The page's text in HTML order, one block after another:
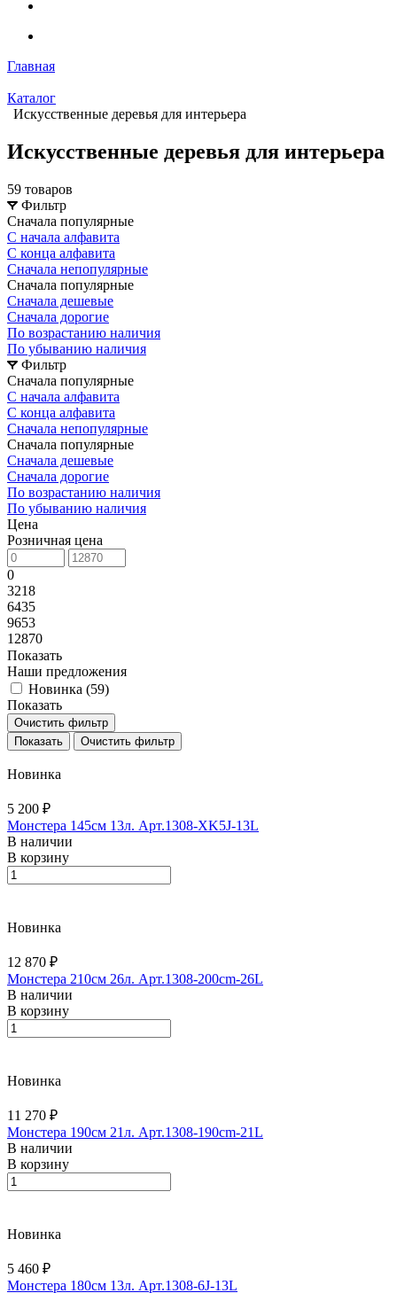
Главная
Каталог
Искусственные деревья для интерьера
Искусственные деревья для интерьера
59 товаров
Фильтр
Сначала популярные
С начала алфавита
С конца алфавита
Сначала непопулярные
Сначала популярные
Сначала дешевые
Сначала дорогие
По возрастанию наличия
По убыванию наличия
Фильтр
Сначала популярные
С начала алфавита
С конца алфавита
Сначала непопулярные
Сначала популярные
Сначала дешевые
Сначала дорогие
По возрастанию наличия
По убыванию наличия
Цена
Розничная цена
0
3218
6435
9653
12870
Показать
Наши предложения
Новинка (59)
Показать
Очистить фильтр
Очистить фильтр
Новинка
5 200 ₽
Монстера 145см 13л. Арт.1308-XK5J-13L
В наличии
В корзину
Новинка
12 870 ₽
Монстера 210см 26л. Арт.1308-200cm-26L
В наличии
В корзину
Новинка
11 270 ₽
Монстера 190см 21л. Арт.1308-190cm-21L
В наличии
В корзину
Новинка
5 460 ₽
Монстера 180см 13л. Арт.1308-6J-13L